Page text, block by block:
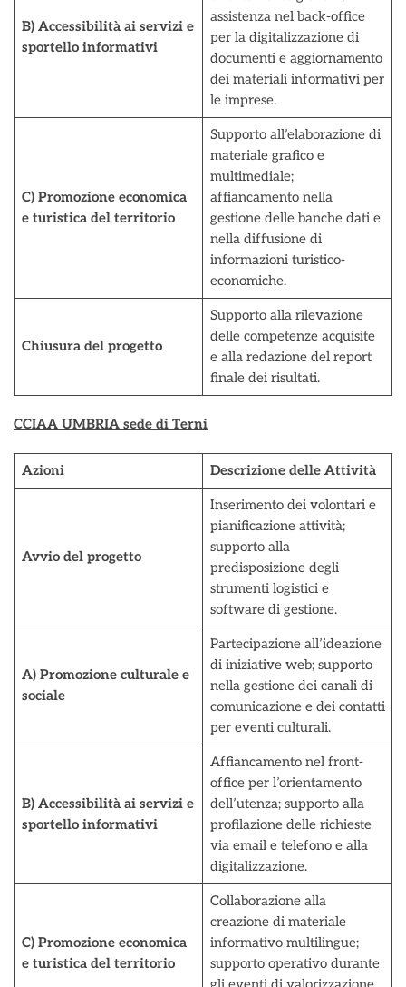
B) Accessibilità ai servizi e
sportello informativi
assistenza nel back-office
per la digitalizzazione di
documenti e aggiornamento
dei materiali informativi per
le imprese.
C) Promozione economica
e turistica del territorio
Supporto all’elaborazione di
materiale grafico e
multimediale;
affiancamento nella
gestione delle banche dati e
nella diffusione di
informazioni turistico-
economiche.
Chiusura del progetto
Supporto alla rilevazione
delle competenze acquisite
e alla redazione del report
finale dei risultati.
CCIAA UMBRIA sede di Terni
Azioni Descrizione delle Attività
Avvio del progetto
Inserimento dei volontari e
pianificazione attività;
supporto alla
predisposizione degli
strumenti logistici e
software di gestione.
A) Promozione culturale e
sociale
Partecipazione all’ideazione
di iniziative web; supporto
nella gestione dei canali di
comunicazione e dei contatti
per eventi culturali.
B) Accessibilità ai servizi e
sportello informativi
Affiancamento nel front-
office per l’orientamento
dell’utenza; supporto alla
profilazione delle richieste
via email e telefono e alla
digitalizzazione.
C) Promozione economica
e turistica del territorio
Collaborazione alla
creazione di materiale
informativo multilingue;
supporto operativo durante